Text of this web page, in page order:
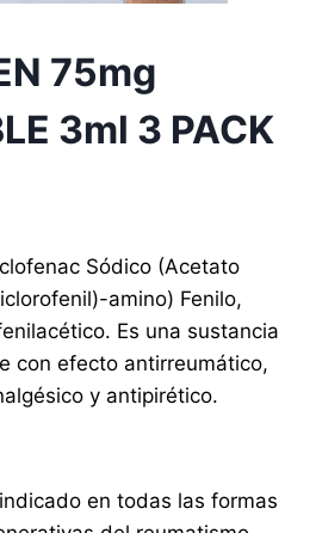
75mg
3ml 3 PACK
Sódico (Acetato
amino) Fenilo,
Es una sustancia
con efecto antirreumático,
y antipirético.
en todas las formas